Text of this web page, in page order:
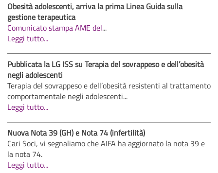
Obesità adolescenti, arriva la prima Linea Guida sulla
gestione terapeutica
Comunicato stampa AME del...
Leggi tutto...
Pubblicata la LG ISS su Terapia del sovrappeso e dell’obesità
negli adolescenti
Terapia del sovrappeso e dell’obesità resistenti al trattamento
comportamentale negli adolescenti...
Leggi tutto...
Nuova Nota 39 (GH) e Nota 74 (infertilità)
Cari Soci, vi segnaliamo che AIFA ha aggiornato la nota 39 e
la nota 74.
Leggi tutto...